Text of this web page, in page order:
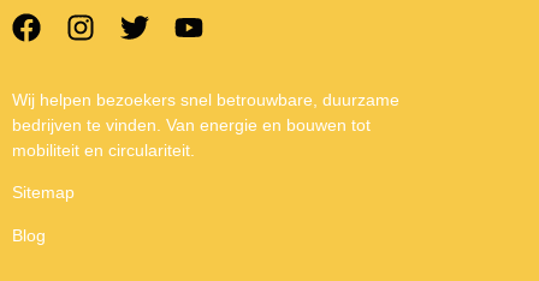
Wij helpen bezoekers snel betrouwbare, duurzame
bedrijven te vinden. Van energie en bouwen tot
mobiliteit en circulariteit.
Sitemap
Blog